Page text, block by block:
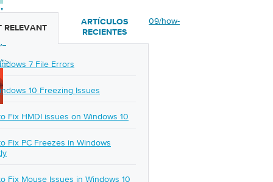
"
www.reviversoft.com/es/blog/2020/09/how-
RELEVANT
ARTÍCULOS
RECIENTES
7 File Errors
10 Freezing Issues
Fix HMDI issues on Windows 10
Fix PC Freezes in Windows
Fix Mouse Issues in Windows 10